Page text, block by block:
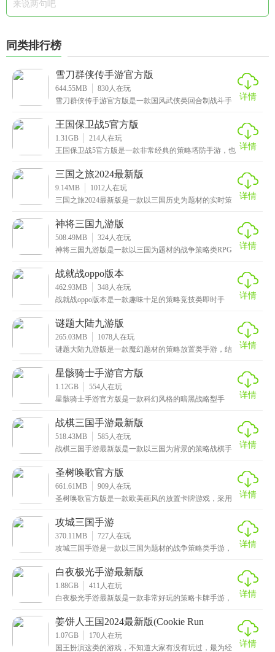
同类排行榜
雪刀群侠传手游官方版
644.55MB 830人在玩
雪刀群侠传手游官方版是一款国风武侠类回合制战斗手
建模
详情
王国保卫战5官方版
1.31GB 214人在玩
王国保卫战5官方版是一款非常经典的策略塔防手游，也
精
详情
三国之旅2024最新版
9.14MB 1012人在玩
三国之旅2024最新版是一款以三国历史为题材的实时策
详情
神将三国九游版
508.49MB 324人在玩
神将三国九游版是一款以三国为题材的战争策略类RPG
美
详情
战就战oppo版本
462.93MB 348人在玩
战就战oppo版本是一款趣味十足的策略竞技类即时手
详情
谜题大陆九游版
265.03MB 1078人在玩
谜题大陆九游版是一款魔幻题材的策略放置类手游，结
五种
详情
星骸骑士手游官方版
1.12GB 554人在玩
星骸骑士手游官方版是一款科幻风格的暗黑战略型手
中的场
详情
战棋三国手游最新版
518.43MB 585人在玩
战棋三国手游最新版是一款以三国为背景的策略战棋手
中一
详情
圣树唤歌官方版
661.61MB 909人在玩
圣树唤歌官方版是一款欧美画风的放置卡牌游戏，采用
质
详情
攻城三国手游
370.11MB 727人在玩
攻城三国手游是一款以三国为题材的战争策略类手游，
人心
详情
白夜极光手游最新版
1.88GB 411 人在玩
白夜极光手游最新版是一款非常好玩的策略卡牌手游，
的立
详情
姜饼人王国2024最新版(Cookie Run
Kingdom)
1.07GB 170人在玩
国王扮演这类的游戏，不知道大家有没有玩过，最为经
详情